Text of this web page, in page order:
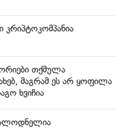
კრიპტოკომპანია
თქმულა
მაგრამ ეს არ ყოფილა
ხვიჩია